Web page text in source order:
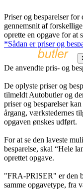
Priser og besparelser
gennemsnit af
oprette en opgave for at
*Sådan er priser og
De anvendte pris- og
De oplyste priser og
tilmeldt Autobutler og
priser og besparelser
årgang, værkstedernes
opgaven ønskes udført.
For at se den laveste
besparelse, skal “Hele
oprettet opgave.
"FRA-PRISER" er den
samme opgavetype, fra